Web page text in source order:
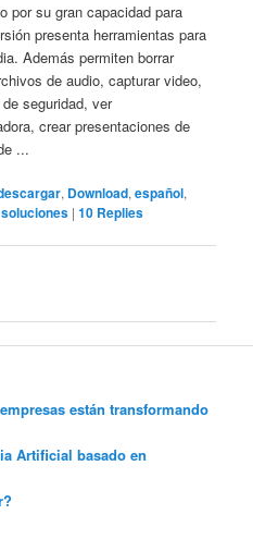
por su gran capacidad para
presenta herramientas para
Además permiten borrar
de audio, capturar video,
seguridad, ver
crear presentaciones de
...
, Download,español,
soluciones |10 Replies
están transformando
Artificial basado en